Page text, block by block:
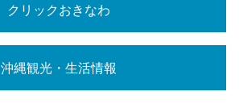
クリックおきなわ
沖縄観光・生活情報